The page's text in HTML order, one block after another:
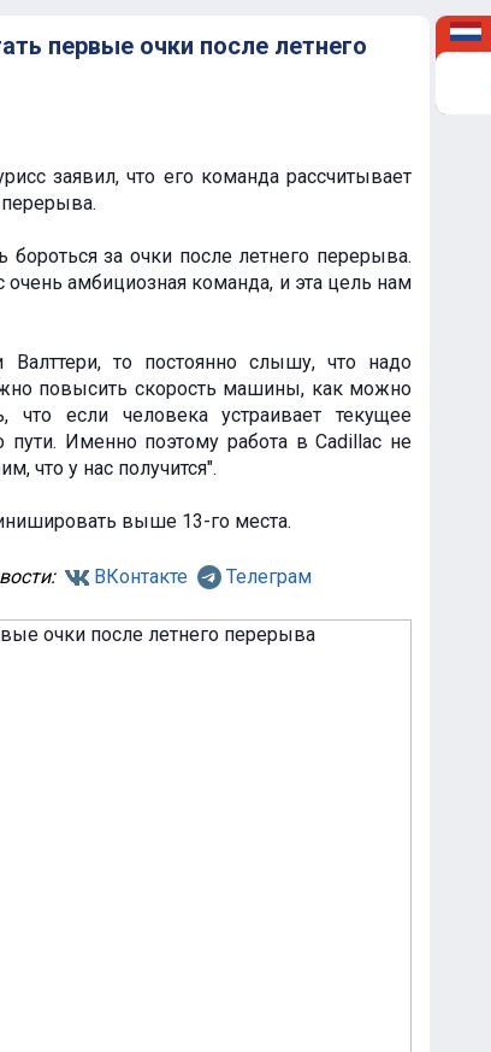
первые очки после летнего
заявил, что его команда рассчитывает
за очки после летнего перерыва.
очень амбициозная команда, и эта цель нам
то постоянно слышу, что надо
повысить скорость машины, как можно
что если человека устраивает текущее
Именно поэтому работа в Cadillac не
что у нас получится".
выше 13-го места.
ВКонтакте Телеграм